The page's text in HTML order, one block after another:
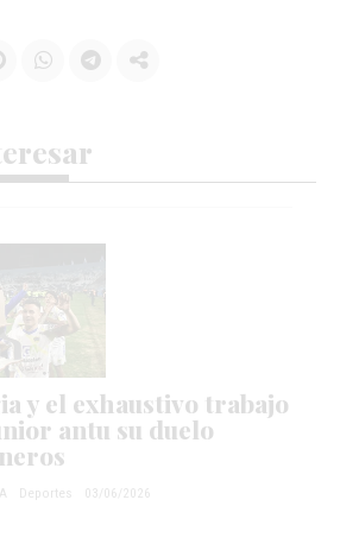
y el exhaustivo trabajo
antu su duelo
Deportes 03/06/2026